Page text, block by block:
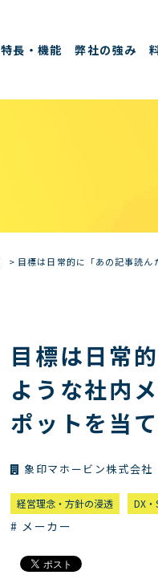
特長・機能 弊社の強み
> 目標は日常的に「あの記事読
目標は日常
ような社内
ポットを当
象印マホービン株式会社
経営理念・方針の浸透 DX・
# メーカー